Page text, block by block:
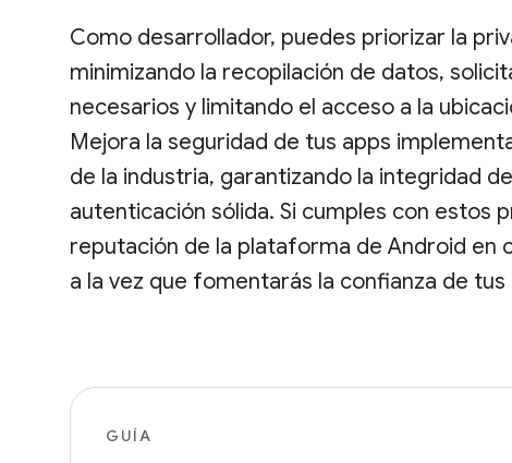
Como desarrollador, puedes priorizar la
minimizando la recopilación de datos,
necesarios y limitando el acceso a la
Mejora la seguridad de tus apps
de la industria, garantizando la integridad
autenticación sólida. Si cumples con estos
reputación de la plataforma de Android en
a la vez que fomentarás la confianza de tus
GUÍA